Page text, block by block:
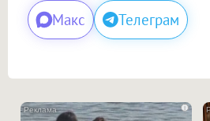
Макс Телеграм
i